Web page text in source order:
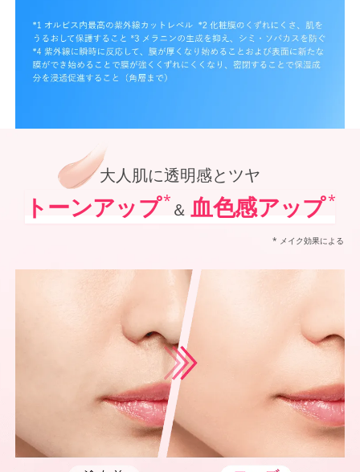
ポーラ化成 独自技術を搭載進化させた防御力*5✕シワ改善・美白*6、
@cosmeベストコスメアワードでの受賞（2022年～2025年 オルビス調べ リンクルホワイト
2024年12月20日時点（オルビス調べ リンクルホワイトUVプロテクターを含む）
化粧膜のくずれにくさ、肌をうるおして保護すること
メラニンの生成を抑え、シミ・ソバカスを防ぐ
紫外線に瞬時に反応して、膜が厚くなり始めることおよび表面に新たな膜ができ始めること
大人肌に透明感とツヤ
トーンアップ* ＆ 血色感アップ*
* メイク効果による